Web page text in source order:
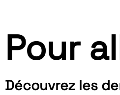
Pour
Découvrez les